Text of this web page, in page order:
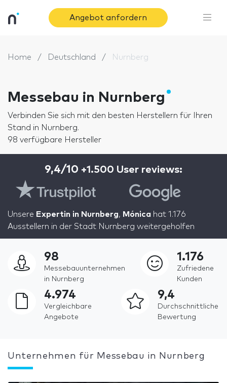
Angebot anfordern
Home Deutschland Nurnberg
Messebau in Nurnberg
Verbinden Sie sich mit den besten Herstellern für Ihren
Stand in Nurnberg.
98 verfügbare Hersteller
9,4/10 +1.500 User reviews:
Unsere Expertin in Nurnberg, Mónica hat 1.176
Ausstellern in der Stadt Nurnberg weitergeholfen
98
Messebauunternehmen
in Nurnberg
1.176
Zufriedene
Kunden
4.974
Vergleichbare
Angebote
9,4
Durchschnittliche
Bewertung
Unternehmen für Messebau in Nurnberg